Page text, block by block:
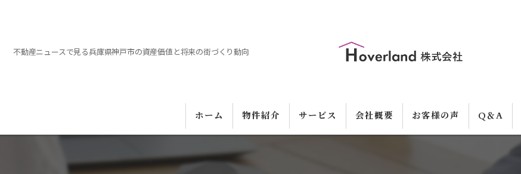
不動産ニュースで見る兵庫県神戸市の資産価値と将来の街づくり動向
ホーム 物件紹介 サービス 会社概要 お客様の声 Q＆A